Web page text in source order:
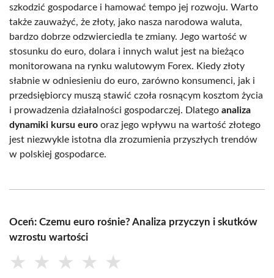
szkodzić gospodarce i hamować tempo jej rozwoju. Warto
także zauważyć, że złoty, jako nasza narodowa waluta,
bardzo dobrze odzwierciedla te zmiany. Jego wartość w
stosunku do euro, dolara i innych walut jest na bieżąco
monitorowana na rynku walutowym Forex. Kiedy złoty
słabnie w odniesieniu do euro, zarówno konsumenci, jak i
przedsiębiorcy muszą stawić czoła rosnącym kosztom życia
i prowadzenia działalności gospodarczej. Dlatego analiza
dynamiki kursu euro oraz jego wpływu na wartość złotego
jest niezwykle istotna dla zrozumienia przyszłych trendów
w polskiej gospodarce.
Oceń: Czemu euro rośnie? Analiza przyczyn i skutków
wzrostu wartości
★ ★ ★ ★ ★